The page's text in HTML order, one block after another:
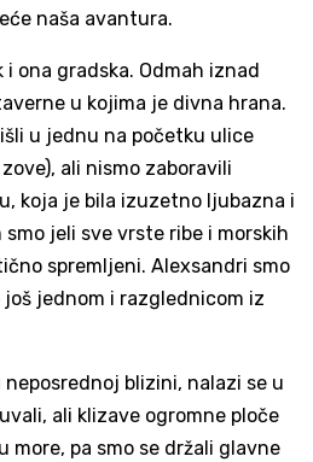
naša avantura.
i ona gradska. Odmah iznad
u kojima je divna hrana.
u jednu na početku ulice
ali nismo zaboravili
koja je bila izuzetno ljubazna i
jeli sve vrste ribe i morskih
spremljeni. Alexsandri smo
jednom i razglednicom iz
blizini, nalazi se u
ali klizave ogromne ploče
more, pa smo se držali glavne